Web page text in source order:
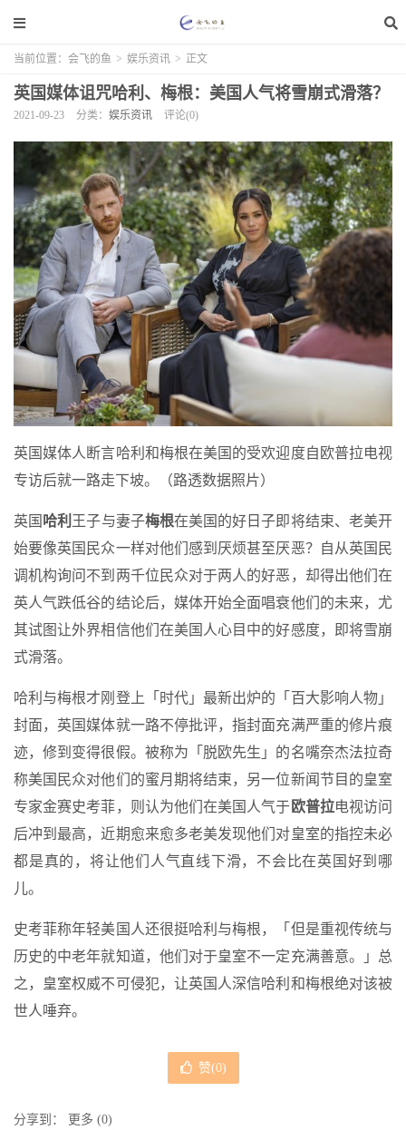
当前位置： 会飞的鱼 > 娱乐资讯 > 正文
英国媒体诅咒哈利、梅根：美国人气将雪崩式滑落？
2021-09-23 分类： 娱乐资讯 评论(0)
英国媒体人断言哈利和梅根在美国的受欢迎度自欧普拉电视
专访后就一路走下坡。（路透数据照片）
英国 哈利 王子与妻子梅根在美国的好日子即将结束、老美开
始要像英国民众一样对他们感到厌烦甚至厌恶？自从英国民
调机构询问不到两千位民众对于两人的好恶，却得出他们在
英人气跌低谷的结论后，媒体开始全面唱衰他们的未来，尤
其试图让外界相信他们在美国人心目中的好感度，即将雪崩
式滑落。
哈利与梅根才刚登上「时代」最新出炉的「百大影响人物」
封面，英国媒体就一路不停批评，指封面充满严重的修片痕
迹，修到变得很假。被称为「脱欧先生」的名嘴奈杰法拉奇
称美国民众对他们的蜜月期将结束，另一位新闻节目的皇室
专家金赛史考菲，则认为他们在美国人气于 欧普拉电视访问
后冲到最高，近期愈来愈多老美发现他们对皇室的指控未必
都是真的，将让他们人气直线下滑，不会比在英国好到哪
儿。
史考菲称年轻美国人还很挺哈利与梅根，「但是重视传统与
历史的中老年就知道，他们对于皇室不一定充满善意。」总
之，皇室权威不可侵犯，让英国人深信哈利和梅根绝对该被
世人唾弃。
赞(0)
分享到： 更多 (0)